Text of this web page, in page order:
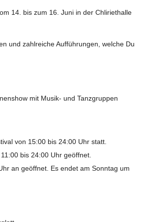
14. bis zum 16. Juni in der Chliriethalle
und zahlreiche Aufführungen, welche Du
mit Musik- und Tanzgruppen
von 15:00 bis 24:00 Uhr statt.
bis 24:00 Uhr geöffnet.
an geöffnet. Es endet am Sonntag um